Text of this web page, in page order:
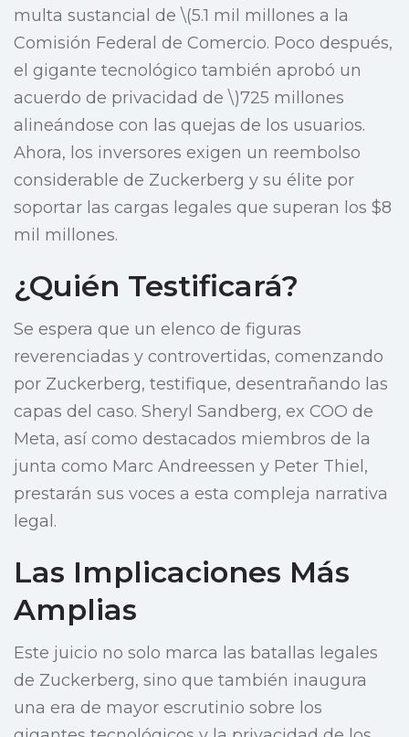
multa sustancial de \(5.1 mil millones a la
Comisión Federal de Comercio. Poco después,
el gigante tecnológico también aprobó un
acuerdo de privacidad de \)725 millones
alineándose con las quejas de los usuarios.
Ahora, los inversores exigen un reembolso
considerable de Zuckerberg y su élite por
soportar las cargas legales que superan los $8
mil millones.
¿Quién Testificará?
Se espera que un elenco de figuras
reverenciadas y controvertidas, comenzando
por Zuckerberg, testifique, desentrañando las
capas del caso. Sheryl Sandberg, ex COO de
Meta, así como destacados miembros de la
junta como Marc Andreessen y Peter Thiel,
prestarán sus voces a esta compleja narrativa
legal.
Las Implicaciones Más
Amplias
Este juicio no solo marca las batallas legales
de Zuckerberg, sino que también inaugura
una era de mayor escrutinio sobre los